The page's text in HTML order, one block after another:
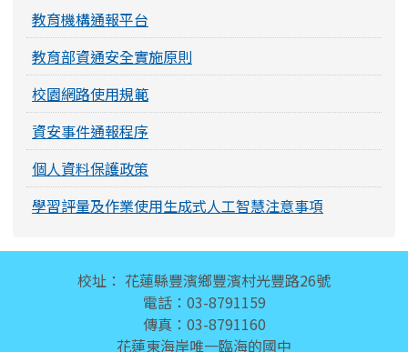
教育機構通報平台
教育部資通安全實施原則
校園網路使用規範
資安事件通報程序
個人資料保護政策
學習評量及作業使用生成式人工智慧注意事項
頁尾區域內容
校址： 花蓮縣豐濱鄉豐濱村光豐路26號
電話：03-8791159
傳真：03-8791160
花蓮東海岸唯一臨海的國中